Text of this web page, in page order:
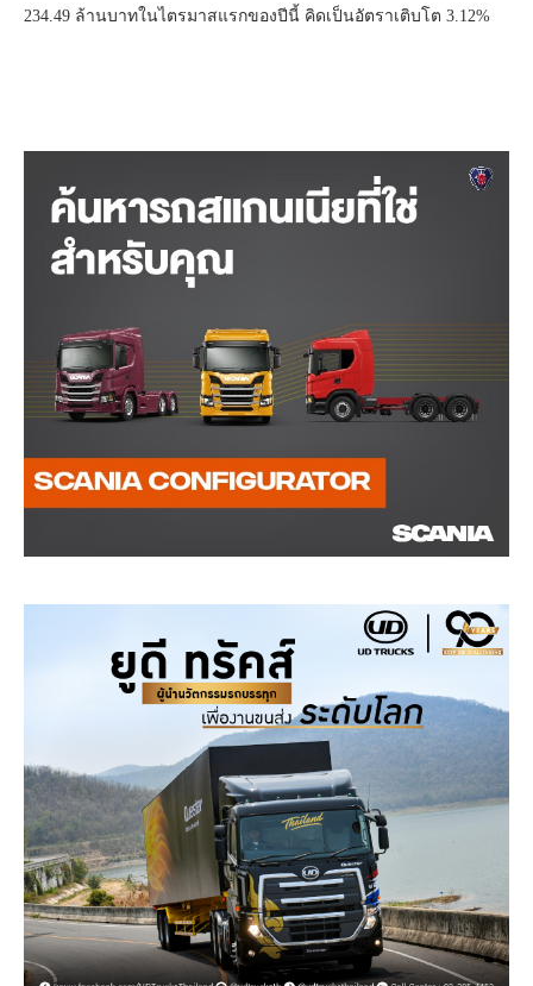
234.49 ล้านบาทในไตรมาสแรกของปีนี้ คิดเป็นอัตราเติบโต 3.12%